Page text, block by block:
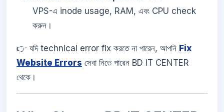
VPS-এ inode usage, RAM, এবং CPU check
করুন।
👉 যদি technical error fix করতে না পারেন, আপনি Fix
Website Errors সেবা নিতে পারেন BD IT CENTER
থেকে।